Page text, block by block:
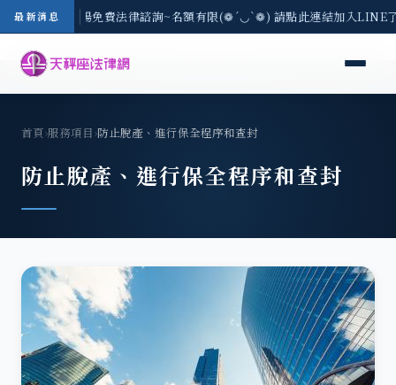
最新消息
區-8/3(一) 現場免費法律諮詢~名額有限(❁´◡`❁) 請點此連結加入
首頁›服務項目›防止脫產、進行保全程序和查封
防止脫產、進行保全程序和查封